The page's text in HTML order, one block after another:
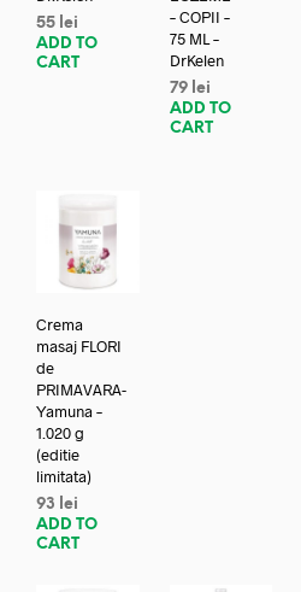
55 lei
ADD TO
CART
– COPII –
75 ML –
DrKelen
79 lei
ADD TO
CART
Crema
masaj FLORI
de
PRIMAVARA-
Yamuna –
1.020 g
(editie
limitata)
93
lei
ADD TO
CART